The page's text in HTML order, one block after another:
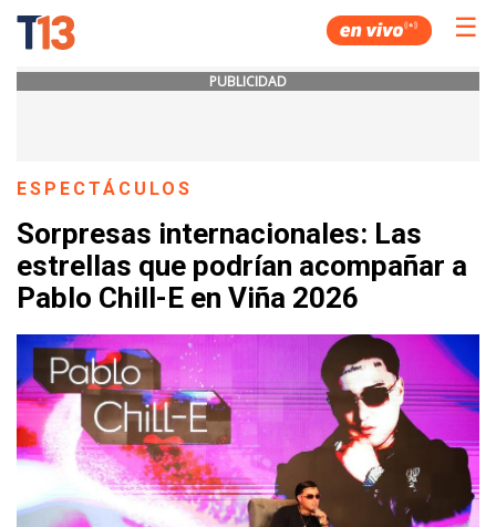
☰
PUBLICIDAD
ESPECTÁCULOS
Sorpresas internacionales: Las
estrellas que podrían acompañar a
Pablo Chill-E en Viña 2026